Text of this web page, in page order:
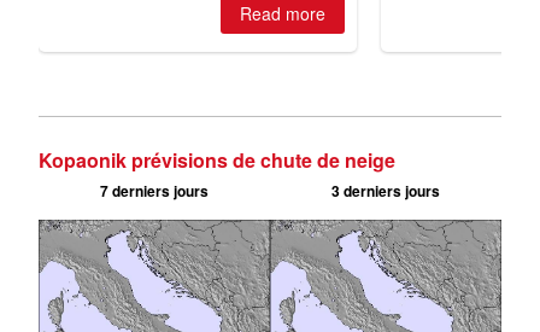
Kopaonik prévisions de chute de neige
7 derniers jours 3 derniers jours